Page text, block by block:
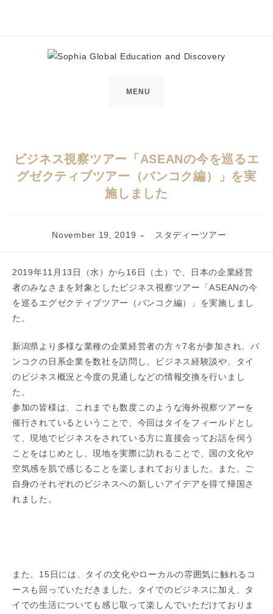
MENU
ビジネス視察ツアー「ASEANの今を巡るエ
グゼクティブツアー（バンコク編）」を実
施しました
Post
November 19, 2019
Post
スタディーツアー
2019年11月13日（水）から16日（土）で、日本の企業経営
者のみなさまを対象としたビジネス視察ツアー「ASEANの今
を巡るエグゼクティブツアー（バンコク編）」を実施しまし
た。
新潟県より多様な業種の企業経営者の方々7名が参加され、バ
ンコクの日系企業を数社を訪問し、ビジネス経験談や、タイ
のビジネス概況と今度の見通しなどの情報交換を行いまし
た。
参加の皆様は、これまでも数度このような海外視察ツアーを
催行されているということで、今回はタイをフィールドとし
て、現地でビジネスをされている方に直接会ってお話を伺う
ことをはじめとし、現地を実際に訪れることで、国の文化や
空気感を肌で感じることを楽しまれておりました。また、ご
自身のそれぞれのビジネスへの新しいアイデアを得て帰国さ
れました。
また、15日には、タイの文化やローカルの雰囲気に触れるコ
ースも回っていただきました。タイでのビジネスに加え、タ
イでの生活についても感じ取って楽しんでいただけておりま